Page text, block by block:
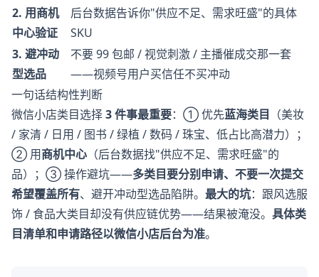
2. 用商机
中心验证
后台数据告诉你"供应不足、需求旺盛"的具体
SKU
3. 避冲动
型选品
不要 99 包邮 / 视觉刺激 / 主播催成交那一套
——视频号用户买信任不买冲动
一句话结构性判断
微信小店类目选择3 件事最重要：① 优先蓝海类目 （美妆
/ 家清 / 日用 / 图书 / 绿植 / 数码 / 珠宝、低占比高潜力）；
② 用商机中心 （后台数据找"供应不足、需求旺盛"的
品）；③ 操作避坑——多类目要分别申请、不要一次提交
希望覆盖所有、避开冲动型选品陷阱。 最大的坑：跟风选服
饰 / 食品大类目却没有供应链优势——结果被淹没。 具体类
目清单和申请路径以微信小店后台为准。